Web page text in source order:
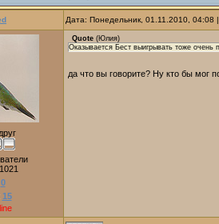
Дата: Понедельник, 01.11.2010,
1021
0
15
Quote (Юлия)
Оказывается Бест выигрывать тоже очень
да что вы говорите? Ну кто бы мог